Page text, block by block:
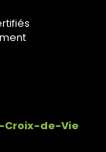
de-Vie